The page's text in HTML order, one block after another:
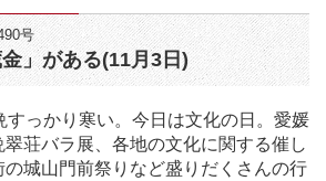
号
」がある(11月3日)
っかり寒い。今日は文化の日。愛媛
荘バラ展、各地の文化に関する催し
城山門前祭りなど盛りだくさんの行